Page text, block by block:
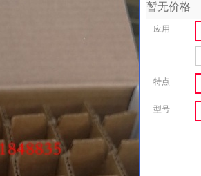
暂无价格
应用
特点
型号